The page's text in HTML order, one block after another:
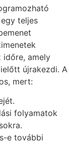
teljes
időre, amely
újrakezdi. A
mert:
folyamatok
e további